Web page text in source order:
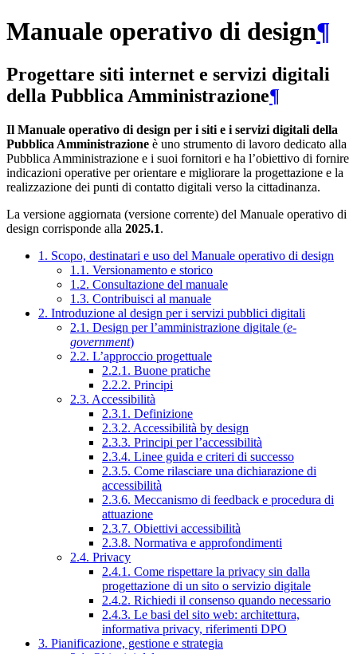
Manuale operativo di design¶
Progettare siti internet e servizi digitali
della Pubblica Amministrazione¶
Il Manuale operativo di design per i siti e i servizi digitali della
Pubblica Amministrazione è uno strumento di lavoro dedicato alla
Pubblica Amministrazione e i suoi fornitori e ha l’obiettivo di fornire
indicazioni operative per orientare e migliorare la progettazione e la
realizzazione dei punti di contatto digitali verso la cittadinanza.
La versione aggiornata (versione corrente) del Manuale operativo di
design corrisponde alla 2025.1.
1. Scopo, destinatari e uso del Manuale operativo di design
1.1. Versionamento e storico
1.2. Consultazione del manuale
1.3. Contribuisci al manuale
2. Introduzione al design per i servizi pubblici digitali
2.1. Design per l’amministrazione digitale (e-
government)
2.2. L’approccio progettuale
2.2.1. Buone pratiche
2.2.2. Principi
2.3. Accessibilità
2.3.1. Definizione
2.3.2. Accessibilità by design
2.3.3. Principi per l’accessibilità
2.3.4. Linee guida e criteri di successo
2.3.5. Come rilasciare una dichiarazione di
accessibilità
2.3.6. Meccanismo di feedback e procedura di
attuazione
2.3.7. Obiettivi accessibilità
2.3.8. Normativa e approfondimenti
2.4. Privacy
2.4.1. Come rispettare la privacy sin dalla
progettazione di un sito o servizio digitale
2.4.2. Richiedi il consenso quando necessario
2.4.3. Le basi del sito web: architettura,
informativa privacy, riferimenti DPO
3. Pianificazione, gestione e strategia